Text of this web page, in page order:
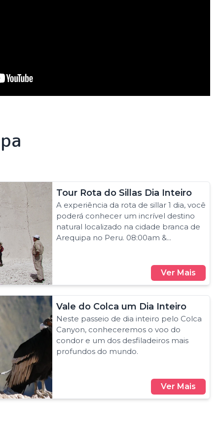
Tour Rota do Sillas Dia Inteiro
A experiência da rota de sillar 1 dia, você
poderá conhecer um incrível destino
natural localizado na cidade branca de
Arequipa no Peru. 08:00am &...
Ver Mais
Vale do Colca um Dia Inteiro
Neste passeio de dia inteiro pelo Colca
Canyon, conheceremos o voo do
condor e um dos desfiladeiros mais
profundos do mundo.
Ver Mais